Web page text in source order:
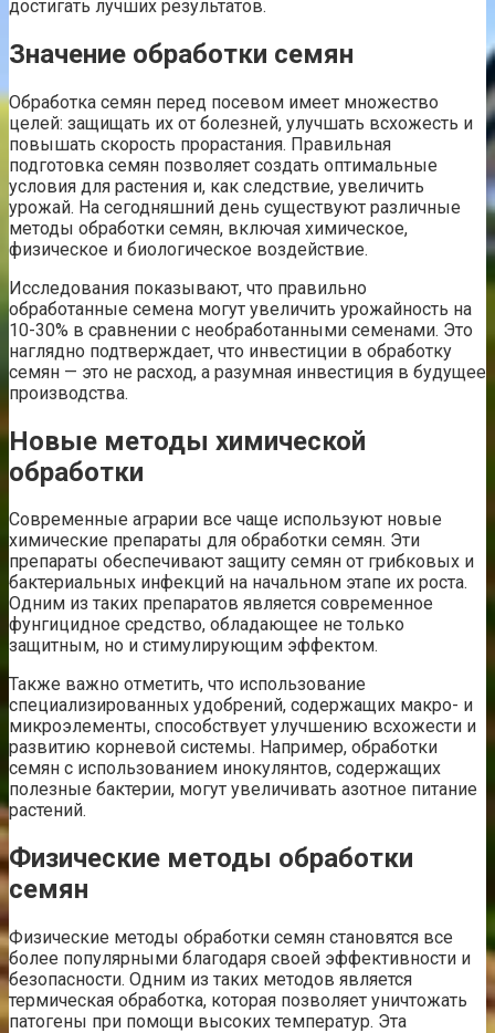
достигать лучших результатов.
Значение обработки семян
Обработка семян перед посевом имеет множество
целей: защищать их от болезней, улучшать всхожесть и
повышать скорость прорастания. Правильная
подготовка семян позволяет создать оптимальные
условия для растения и, как следствие, увеличить
урожай. На сегодняшний день существуют различные
методы обработки семян, включая химическое,
физическое и биологическое воздействие.
Исследования показывают, что правильно
обработанные семена могут увеличить урожайность на
10-30% в сравнении с необработанными семенами. Это
наглядно подтверждает, что инвестиции в обработку
семян — это не расход, а разумная инвестиция в будущее
производства.
Новые методы химической
обработки
Современные аграрии все чаще используют новые
химические препараты для обработки семян. Эти
препараты обеспечивают защиту семян от грибковых и
бактериальных инфекций на начальном этапе их роста.
Одним из таких препаратов является современное
фунгицидное средство, обладающее не только
защитным, но и стимулирующим эффектом.
Также важно отметить, что использование
специализированных удобрений, содержащих макро- и
микроэлементы, способствует улучшению всхожести и
развитию корневой системы. Например, обработки
семян с использованием инокулянтов, содержащих
полезные бактерии, могут увеличивать азотное питание
растений.
Физические методы обработки
семян
Физические методы обработки семян становятся все
более популярными благодаря своей эффективности и
безопасности. Одним из таких методов является
термическая обработка, которая позволяет уничтожать
патогены при помощи высоких температур. Эта